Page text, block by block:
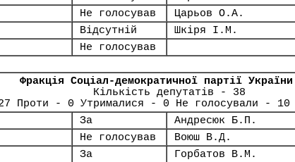
Не голосував Царьов О.А.
Відсутній Шкіря І.М.
Не голосував
Фракція Соціал-демократичної партії
Кількість депутатів - 38
Проти - 0 Утрималися - 0 Не голосували - 10
За Андресюк Б.П.
Не голосував Воюш В.Д.
За Горбатов В.М.